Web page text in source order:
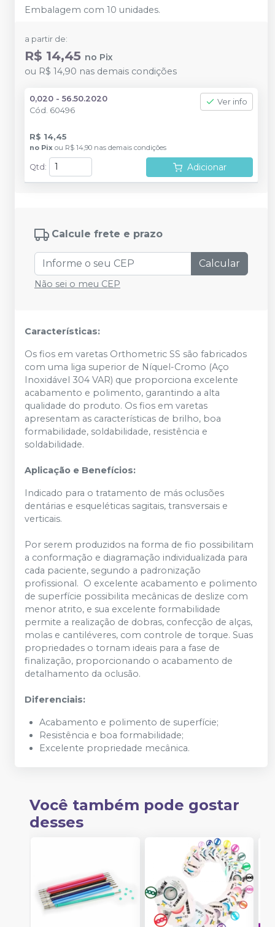
Embalagem com 10 unidades.
a partir de:
R$ 14,45 no Pix
ou R$ 14,90 nas demais condições
0,020 - 56.50.2020
Cód. 60496
Ver info
R$ 14,45
no Pix ou R$ 14,90 nas demais condições
Qtd : Adicionar
Calcule frete e prazo
Calcular
Não sei o meu CEP
Características:
Os fios em varetas Orthometric SS são fabricados
com uma liga superior de Níquel-Cromo (Aço
Inoxidável 304 VAR) que proporciona excelente
acabamento e polimento, garantindo a alta
qualidade do produto. Os fios em varetas
apresentam as características de brilho, boa
formabilidade, soldabilidade, resistência e
soldabilidade.
Aplicação e Benefícios:
Indicado para o tratamento de más oclusões
dentárias e esqueléticas sagitais, transversais e
verticais.
Por serem produzidos na forma de fio possibilitam
a conformação e diagramação individualizada para
cada paciente, segundo a padronização
profissional. O excelente acabamento e polimento
de superfície possibilita mecânicas de deslize com
menor atrito, e sua excelente formabilidade
permite a realização de dobras, confecção de alças,
molas e cantiléveres, com controle de torque. Suas
propriedades o tornam ideais para a fase de
finalização, proporcionando o acabamento de
detalhamento da oclusão.
Diferenciais:
Acabamento e polimento de superfície;
Resistência e boa formabilidade;
Excelente propriedade mecânica.
Você também pode gostar
desses